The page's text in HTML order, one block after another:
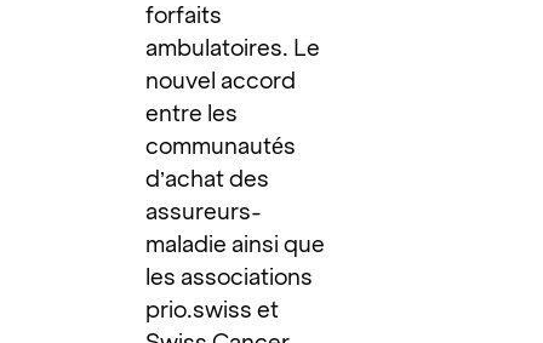
forfaits
ambulatoires. Le
nouvel accord
entre les
communautés
d’achat des
assureurs-
maladie ainsi que
les associations
prio.swiss et